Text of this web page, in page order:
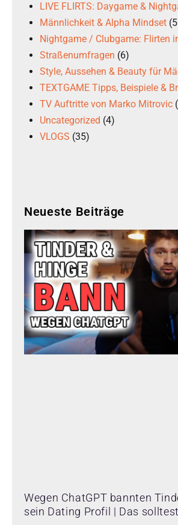
LIVE FLIRTS: Daygame &
Männlichkeit & Alpha Mindset
Nightgame / Clubgame: Flirten
Straßenumfragen (6)
Style, Aussehen & Beauty für
TEXTGAME Tipps, Beispiele &
TV Auftritte von Marko Mitrovic
Uncategorized (4)
VLOGS (35)
Neueste Beiträge
Wegen ChatGPT bannten
sein Dating Profil | Das